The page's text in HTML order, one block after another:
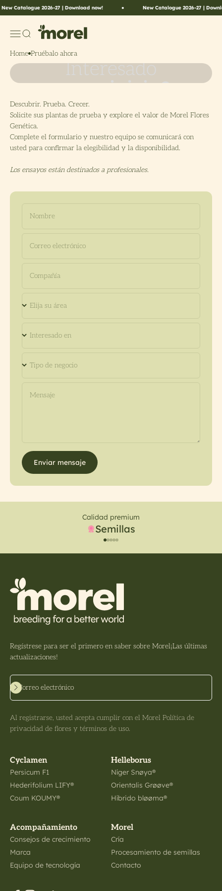
Ir al contenido
Catalogue 2026-27 | Download now! New Catalogue 2026-27 |
MenúBuscarMorel Flowers
Home Pruébalo ahora
Descubrir. Prueba. Crecer.
Solicite sus plantas de prueba y explore el valor de Morel Flores
Genética.
Complete el formulario y nuestro equipo se comunicará con
usted para confirmar la elegibilidad y la disponibilidad.
Los ensayos están destinados a profesionales.
Nombre
Correo electrónico
Compañía
Elija su área
Interesado en
Tipo de negocio
Mensaje
Enviar mensaje
Calidad premium
Semillas
Regístrese para ser el primero en saber sobre Morel¡Las últimas
actualizaciones!
Correo electrónico
Suscribirse
Al registrarse, usted acepta cumplir con el Morel Política de
privacidad de flores y términos de uso.
Cyclamen
Persicum F1
Hederifolium LIFY®
Coum KOUMY®
Helleborus
Níger Snøya®
Orientalis Grøøve®
Híbrido bløøma®
Acompañamiento
Consejos de crecimiento
Marca
Equipo de tecnología
Morel
Cría
Procesamiento de semillas
Contacto